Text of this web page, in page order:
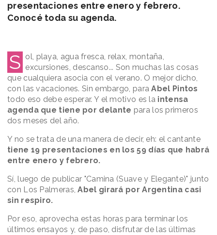
presentaciones entre enero y febrero.
Conocé toda su agenda.
S ol, playa, agua fresca, relax, montaña,
excursiones, descanso... Son muchas las cosas
que cualquiera asocia con el verano. O mejor dicho,
con las vacaciones. Sin embargo, paraAbel Pintos
todo eso debe esperar. Y el motivo es la intensa
agenda que tiene por delante para los primeros
dos meses del año.
Y no se trata de una manera de decir, eh: el cantante
tiene 19 presentaciones en los 59 días que habrá
entre enero y febrero.
Sí, luego de publicar "Camina (Suave y Elegante)" junto
con Los Palmeras,Abel girará por Argentina casi
sin respiro.
Por eso, aprovecha estas horas para terminar los
últimos ensayos y, de paso, disfrutar de las últimas